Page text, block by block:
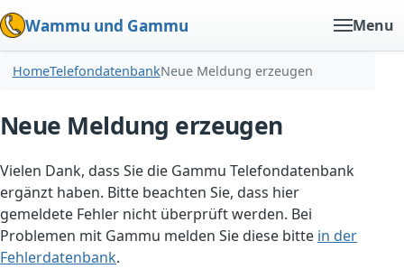
Wammu und Gammu Menu
HomeTelefondatenbankNeue Meldung erzeugen
Neue Meldung erzeugen
Vielen Dank, dass Sie die Gammu Telefondatenbank
ergänzt haben. Bitte beachten Sie, dass hier
gemeldete Fehler nicht überprüft werden. Bei
Problemen mit Gammu melden Sie diese bitte in der
Fehlerdatenbank.